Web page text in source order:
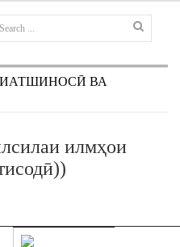
ВА
илмҳои